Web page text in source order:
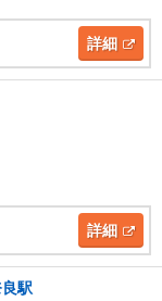
詳細
詳細
駅